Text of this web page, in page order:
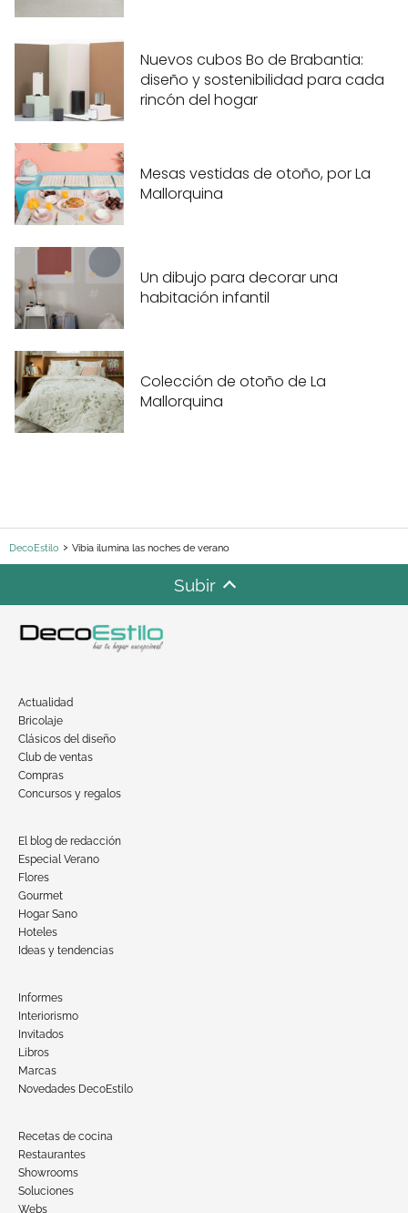
Nuevos cubos Bo de Brabantia:
diseño y sostenibilidad para cada
rincón del hogar
Mesas vestidas de otoño, por La
Mallorquina
Un dibujo para decorar una
habitación infantil
Colección de otoño de La
Mallorquina
DecoEstilo Vibia ilumina las noches de verano
Subir
Actualidad
Bricolaje
Clásicos del diseño
Club de ventas
Compras
Concursos y regalos
El blog de redacción
Especial Verano
Flores
Gourmet
Hogar Sano
Hoteles
Ideas y tendencias
Informes
Interiorismo
Invitados
Libros
Marcas
Novedades DecoEstilo
Recetas de cocina
Restaurantes
Showrooms
Soluciones
Webs